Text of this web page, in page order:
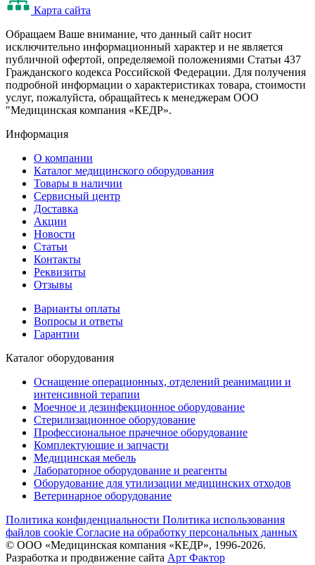
Карта сайта
Oбращаем Ваше внимание, что данный сайт носит
исключительно информационный характер и не является
публичной офертой, определяемой положениями Статьи 437
Гражданского кодекса Российской Федерации. Для получения
подробной информации о характеристиках товара, стоимости
услуг, пожалуйста, обращайтесь к менеджерам ООО
"Медицинская компания «КЕДР».
Информация
О компании
Каталог медицинского оборудования
Товары в наличии
Сервисный центр
Доставка
Акции
Новости
Статьи
Контакты
Реквизиты
Отзывы
Варианты оплаты
Вопросы и ответы
Гарантии
Каталог оборудования
Оснащение операционных, отделений реанимации и
интенсивной терапии
Моечное и дезинфекционное оборудование
Стерилизационное оборудование
Профессиональное прачечное оборудование
Комплектующие и запчасти
Медицинская мебель
Лабораторное оборудование и реагенты
Оборудование для утилизации медицинских отходов
Ветеринарное оборудование
Политика конфиденциальности Политика использования
файлов cookie Согласие на обработку персональных данных
© ООО «Медицинская компания «КЕДР», 1996-2026.
Разработка и продвижение сайта Арт Фактор